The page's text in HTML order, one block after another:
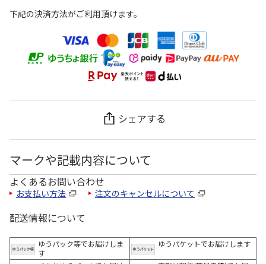
下記の決済方法がご利用頂けます。
シェアする
マークや記載内容について
よくあるお問い合わせ
お支払い方法 注文のキャンセルについて
配送情報について
ゆうパック等でお届けしま
す
ゆうパケットでお届けします